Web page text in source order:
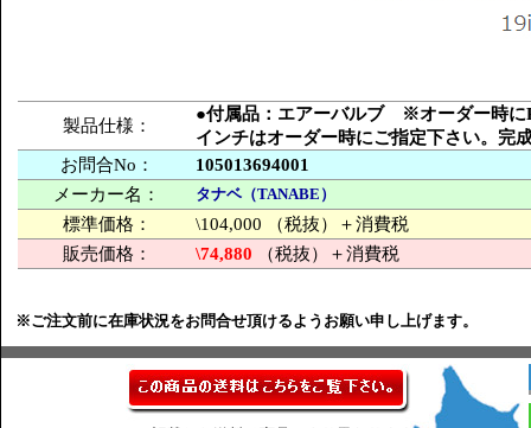
製品仕様：
●付属品：エアーバルブ ※オーダー時に
インチはオーダー時にご指定下さい。完
お問合No：
105013694001
メーカー名：
タナベ（TANABE）
標準価格：
\104,000 （税抜）＋消費税
販売価格：
\74,880 （税抜）＋消費税
※ご注文前に在庫状況をお問合せ頂けるようお願い申し上げます。